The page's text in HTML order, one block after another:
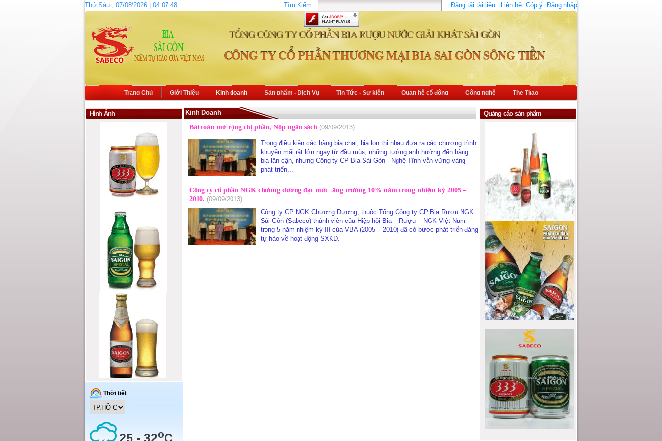
Thứ Sáu , 07/08/2026 | 04:07:48 Tìm Kiếm Đăng tải tài liệu Liên hệ Góp ý Đăng nhập
TỔNG CÔNG TY CỔ PHẦN BIA RƯỢU NƯỚC GIẢI KHÁT SÀI GÒN
CÔNG TY CỔ PHẦN THƯƠNG MẠI BIA SAI GÒN SÔNG TIỀN
Trang Chủ Giới Thiệu Kinh doanh Sản phẩm - Dịch Vụ Tin Tức - Sự kiện Quan hệ cổ đông Công nghệ The Thao
Hình Ảnh
Kinh Doanh
Bài toán mở rộng thị phần, Nộp ngân sách (09/09/2013)
Trong điều kiện các hãng bia chai, bia lon thi nhau đưa ra các chương trình
khuyến mãi rất lớn ngay từ đầu mùa; những tưởng anh hưởng đến hàng
bia lân cận, nhưng Công ty CP Bia Sài Gòn - Nghệ Tĩnh vẫn vững vàng
phát triển...
Công ty cổ phần NGK chương dương đạt mức tăng trưởng 10% năm trong nhiệm kỳ 2005 –
2010. (09/09/2013)
Công ty CP NGK Chương Dương, thuộc Tổng Công ty CP Bia Rượu NGK
Sài Gòn (Sabeco) thành viên của Hiệp hội Bia – Rượu – NGK Việt Nam
trong 5 năm nhiệm kỳ III của VBA (2005 – 2010) đã có bước phát triển đáng
tự hào về hoạt động SXKD.
Quảng cáo sản phẩm